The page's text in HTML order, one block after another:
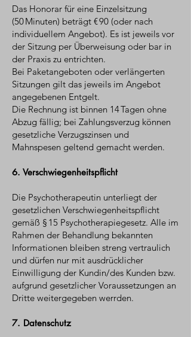
Das Honorar für eine Einzelsitzung
(50 Minuten) beträgt € 90 (oder nach
individuellem Angebot). Es ist jeweils vor
der Sitzung per Überweisung oder bar in
der Praxis zu entrichten.
Bei Paketangeboten oder verlängerten
Sitzungen gilt das jeweils im Angebot
angegebenen Entgelt.
Die Rechnung ist binnen 14 Tagen ohne
Abzug fällig; bei Zahlungsverzug können
gesetzliche Verzugszinsen und
Mahnspesen geltend gemacht werden.
6. Verschwiegenheitspflicht
Die Psychotherapeutin unterliegt der
gesetzlichen Verschwiegenheitspflicht
gemäß § 15 Psychotherapiegesetz. Alle im
Rahmen der Behandlung bekannten
Informationen bleiben streng vertraulich
und dürfen nur mit ausdrücklicher
Einwilligung der Kundin/des Kunden bzw.
aufgrund gesetzlicher Voraussetzungen an
Dritte weitergegeben werrden.
7. Datenschutz